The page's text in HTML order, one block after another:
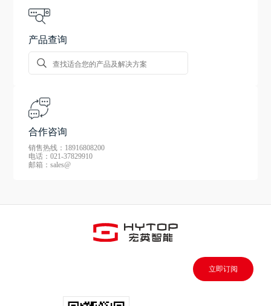
产品查询
合作咨询
销售热线：18916808200
电话：021-37829910
邮箱：sales@
立即订阅